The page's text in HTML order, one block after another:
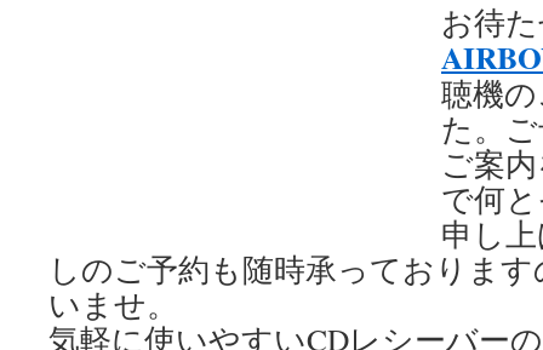
お待
聴機
た。
ご案
で何
申し
しのご予約も随時承っておりま
いませ。
気軽に使いやすいCDレシーバー